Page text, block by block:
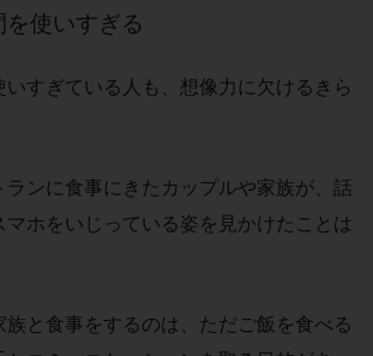
使いすぎる
いすぎている人も、想像力に欠けるきら
ランに食事にきたカップルや家族が、話
マホをいじっている姿を見かけたことは
族と食事をするのは、ただご飯を食べる